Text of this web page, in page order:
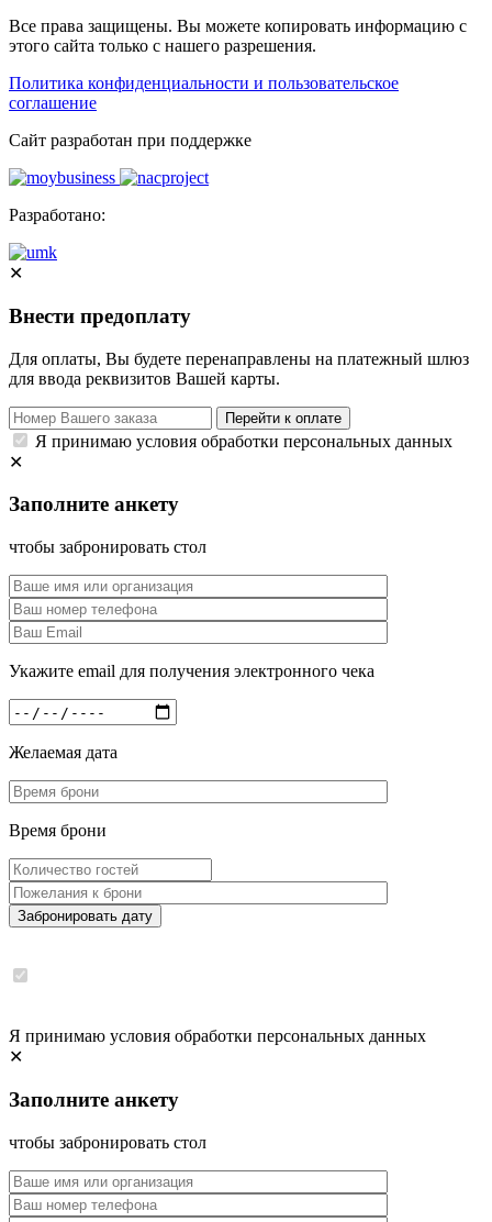
Все права защищены. Вы можете копировать информацию с
этого сайта только с нашего разрешения.
Политика конфиденциальности и пользовательское
соглашение
Cайт разработан при поддержке
Разработано:
✕
Внести предоплату
Для оплаты, Вы будете перенаправлены на платежный шлюз
для ввода реквизитов Вашей карты.
Перейти к оплате
Я принимаю условия обработки персональных данных
✕
Заполните анкету
чтобы забронировать стол
Укажите email для получения электронного чека
Желаемая дата
Время брони
Забронировать дату
Я принимаю условия обработки персональных данных
✕
Заполните анкету
чтобы забронировать стол